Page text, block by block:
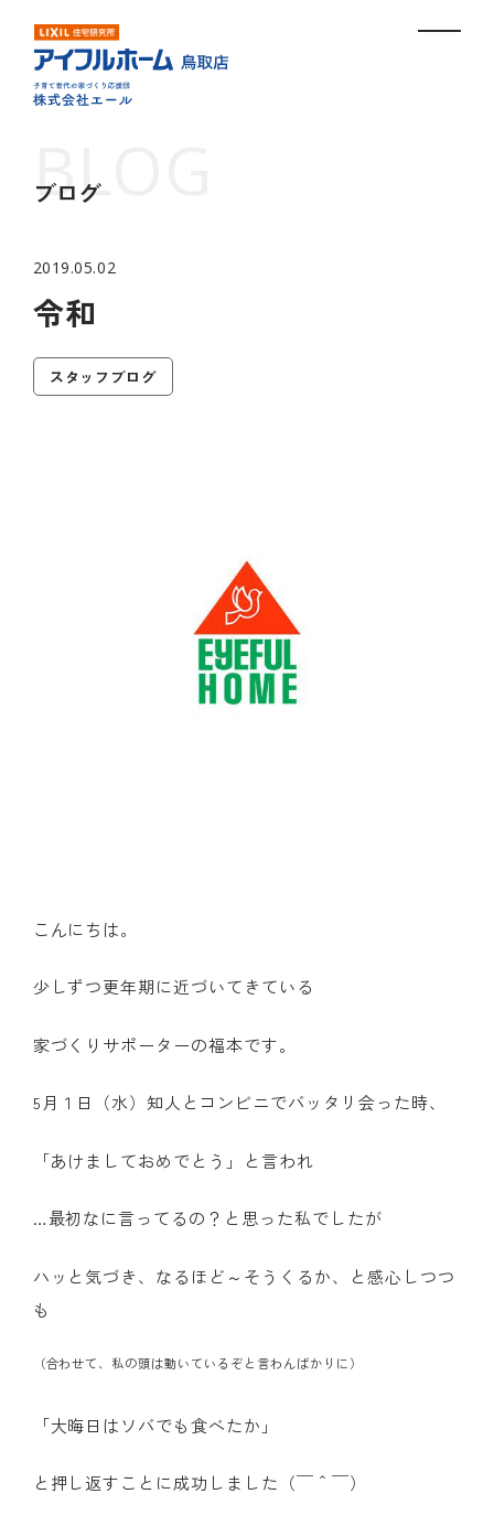
ブログ
2019.05.02
令和
スタッフブログ
こんにちは。
少しずつ更年期に近づいてきている
家づくりサポーターの福本です。
5月１日（水）知人とコンビニでバッタリ会った時、
「あけましておめでとう」と言われ
…最初なに言ってるの？と思った私でしたが
ハッと気づき、なるほど～そうくるか、と感心しつつ
も
（合わせて、私の頭は動いているぞと言わんばかりに）
「大晦日はソバでも食べたか」
と押し返すことに成功しました（￣＾￣）